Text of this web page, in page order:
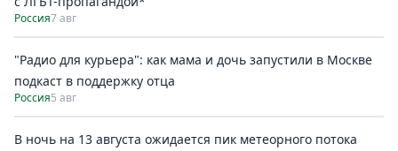
Россия7 авг
"Радио для курьера": как мама и дочь запустили в Москве
подкаст в поддержку отца
Россия5 авг
В ночь на 13 августа ожидается пик метеорного потока